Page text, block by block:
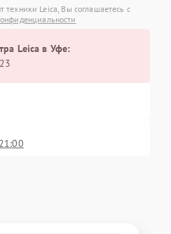
техники Leica, Вы соглашаетесь с
Leica в Уфе: